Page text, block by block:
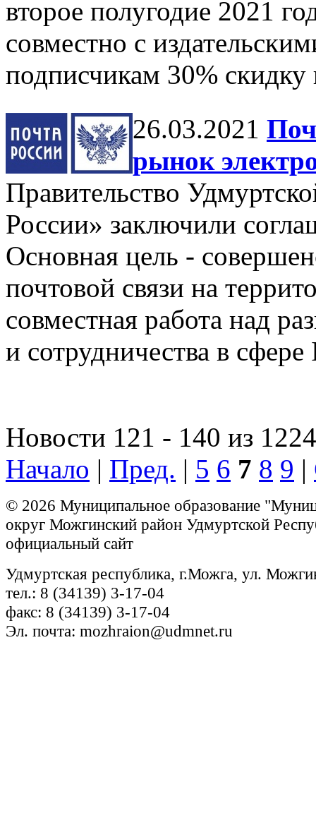
второе полугодие 2021
совместно с
подписчикам 30% скидку
26.03.2021
рынок
Правительство
России» заключили
Основная цель -
почтовой связи на
совместная работа над
и сотрудничества в сфере
Новости 121 - 140 из 1224
Начало | Пред. | 5 6 7 8 9 |
© 2026 Муниципальное образование
округ Можгинский район Удмуртской
официальный сайт
Удмуртская республика, г.Можга, ул.
тел.: 8 (34139) 3-17-04
факс: 8 (34139) 3-17-04
Эл. почта: mozhraion@udmnet.ru